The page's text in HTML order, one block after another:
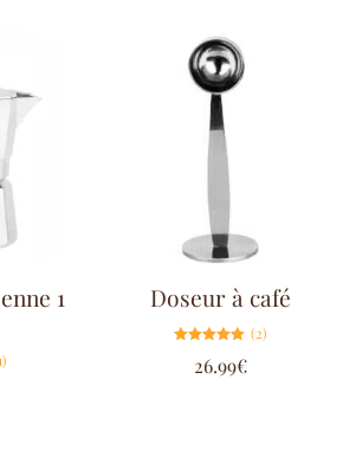
1
Doseur à café
5.00
sur 5
(2)
26.99€